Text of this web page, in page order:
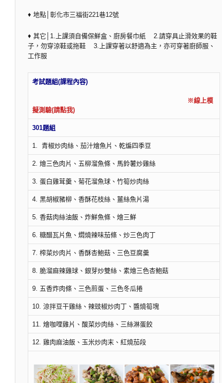
♦ 地點│彰化市三福街221巷12號
♦ 其它│1.上課須自備保鮮盒、廚房餐巾紙 2.請穿具止滑效果的鞋
子，勿穿涼鞋或拖鞋 3.上課穿著以舒適為主，亦可穿著廚師服、
工作服
考試題組(課程內容)
※線上模
擬測驗(請點我)
301題組
1. 青椒炒肉絲、茄汁燴魚片、乾煸四季豆
2. 燴三色肉片、五柳溜魚條、馬鈴薯炒雞絲
3. 蛋白雞茸羹、菊花溜魚球、竹筍炒肉絲
4. 黑胡椒豬柳、香酥花枝絲、薑絲魚片湯
5. 香菇肉絲油飯、炸鮮魚條、燴三鮮
6. 糖醋瓦片魚、燜燒辣味茄條、炒三色肉丁
7. 榨菜炒肉片、香酥杏鮑菇、三色豆腐羹
8. 脆溜麻辣雞球、銀芽炒雙絲、素燴三色杏鮑菇
9. 五香炸肉條、三色煎蛋、三色冬瓜捲
10. 涼拌豆干雞絲、辣豉椒炒肉丁、醬燒筍塊
11. 燴咖哩雞片、酸菜炒肉絲、三絲淋蛋餃
12. 雞肉麻油飯、玉米炒肉末、紅燒茄段